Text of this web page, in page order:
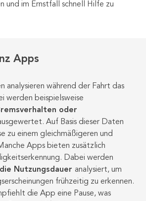
und im Ernstfall schnell Hilfe zu
Apps
analysieren während der Fahrt das
werden beispielsweise
oder
Auf Basis dieser Daten
zu einem gleichmäßigeren und
Apps bieten zusätzlich
Dabei werden
Nutzungsdauer analysiert, um
frühzeitig zu erkennen.
die App eine Pause, was